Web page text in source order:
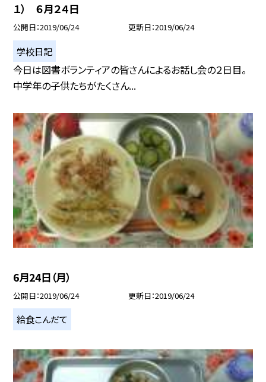
１） ６月２４日
公開日 2019/06/24 更新日 2019/06/24
学校日記
今日は図書ボランティアの皆さんによるお話し会の２日目。
中学年の子供たちがたくさん...
6月24日（月）
公開日 2019/06/24 更新日 2019/06/24
給食こんだて